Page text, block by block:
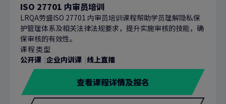
ISO 27701 内审员培训
LRQA劳盛ISO 27701 内审员培训课程帮助学员理解隐私保
护管理体系及相关法律法规要求，提升实施审核的技能，确
保审核的有效性。
课程类型
公开课 企业内训课 线上直播
查看课程详情及报名